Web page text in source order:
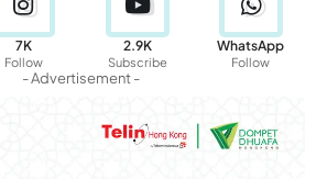
7K
Follow
2.9K
Subscribe
WhatsApp
Follow
- Advertisement -